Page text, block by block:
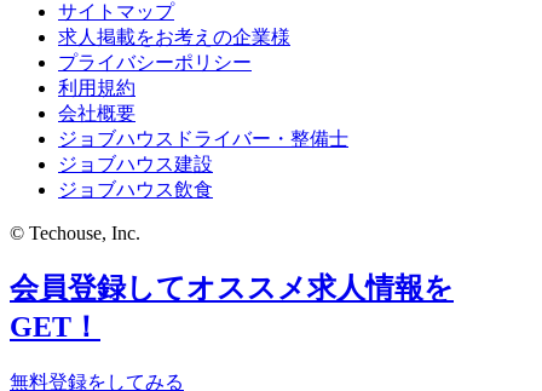
サイトマップ
求人掲載をお考えの企業様
プライバシーポリシー
利用規約
会社概要
ジョブハウスドライバー・整備士
ジョブハウス建設
ジョブハウス飲食
© Techouse, Inc.
会員登録してオススメ求人情報を
GET！
無料登録をしてみる